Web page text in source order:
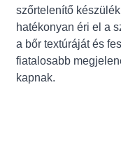
szőrtelenítő
hatékonyan éri el a
a bőr textúráját és
fiatalosabb
kapnak.